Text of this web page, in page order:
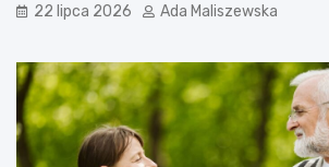
22 lipca 2026 Ada Maliszewska